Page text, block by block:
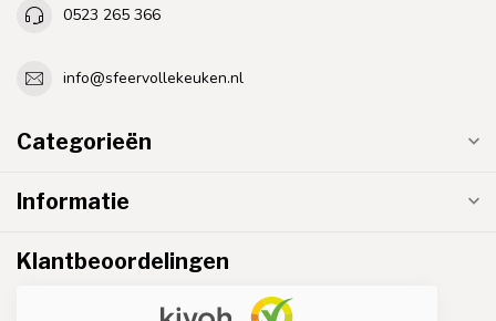
0523 265 366
info@sfeervollekeuken.nl
Categorieën
Informatie
Klantbeoordelingen